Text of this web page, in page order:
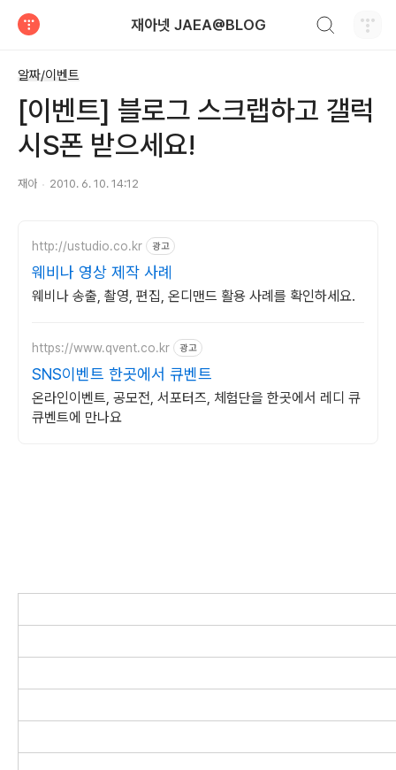
재아넷 JAEA@BLOG
알짜/이벤트
[이벤트] 블로그 스크랩하고 갤럭
시S폰 받으세요!
재아 2010. 6. 10. 14:12
http://ustudio.co.kr 광고
웨비나 영상 제작 사례
웨비나 송출, 촬영, 편집, 온디맨드 활용 사례를 확인하세요.
https://www.qvent.co.kr 광고
SNS이벤트 한곳에서 큐벤트
온라인이벤트, 공모전, 서포터즈, 체험단을 한곳에서 레디 큐
큐벤트에 만나요